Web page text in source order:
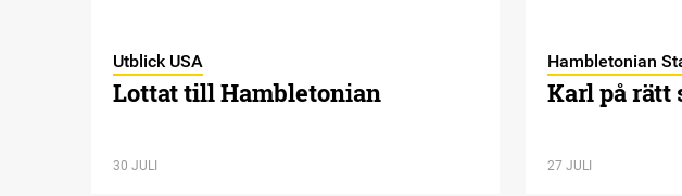
Utblick USA
Lottat till Hambletonian
30 JULI
Hambletonian
Karl på rätt
27 JULI